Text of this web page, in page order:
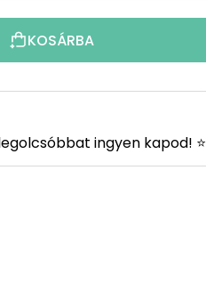
KOSÁRBA
ingyen kapod! ⭐